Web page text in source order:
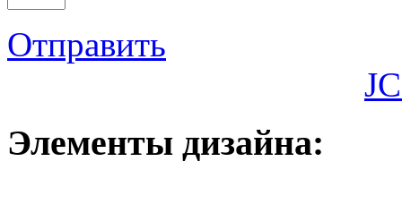
Отправить
Элементы дизайна: